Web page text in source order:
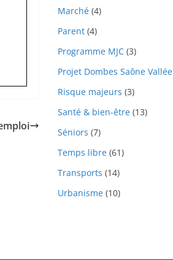
Marché (4)
Parent (4)
Programme MJC (3)
Projet Dombes Saône Vallée
Risque majeurs (3)
Santé & bien-être (13)
Séniors (7)
Temps libre (61)
Transports (14)
Urbanisme (10)